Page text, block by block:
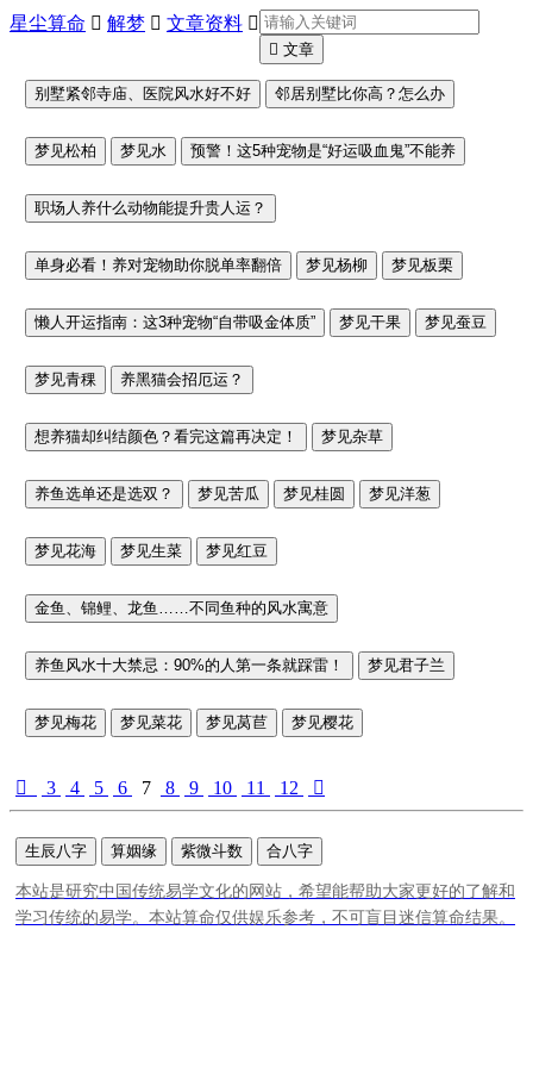
星尘算命  解梦  文章资料 
 文章
别墅紧邻寺庙、医院风水好不好 邻居别墅比你高？怎么办
梦见松柏 梦见水 预警！这5种宠物是“好运吸血鬼”不能养
职场人养什么动物能提升贵人运？
单身必看！养对宠物助你脱单率翻倍 梦见杨柳 梦见板栗
懒人开运指南：这3种宠物“自带吸金体质” 梦见干果 梦见蚕豆
梦见青稞 养黑猫会招厄运？
想养猫却纠结颜色？看完这篇再决定！ 梦见杂草
养鱼选单还是选双？ 梦见苦瓜 梦见桂圆 梦见洋葱
梦见花海 梦见生菜 梦见红豆
金鱼、锦鲤、龙鱼……不同鱼种的风水寓意
养鱼风水十大禁忌：90%的人第一条就踩雷！ 梦见君子兰
梦见梅花 梦见菜花 梦见莴苣 梦见樱花
 3 4 5 6 7 8 9 10 11 12 
生辰八字 算姻缘 紫微斗数 合八字
本站是研究中国传统易学文化的网站，希望能帮助大家更好的了解和
学习传统的易学。本站算命仅供娱乐参考，不可盲目迷信算命结果。